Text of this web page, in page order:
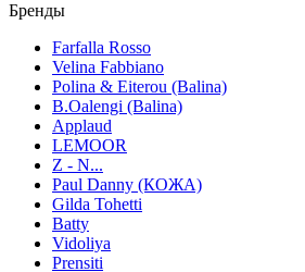
Бренды
Farfalla Rosso
Velina Fabbiano
Polina & Eiterou (Balina)
B.Oalengi (Balina)
Applaud
LEMOOR
Z - N...
Paul Danny (КОЖА)
Gilda Tohetti
Batty
Vidoliya
Prensiti